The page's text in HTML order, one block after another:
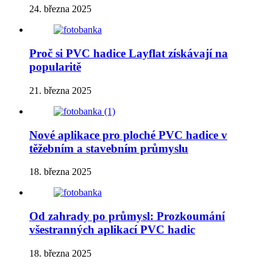
24. března 2025
Proč si PVC hadice Layflat získávají na
popularitě
21. března 2025
Nové aplikace pro ploché PVC hadice v
těžebním a stavebním průmyslu
18. března 2025
Od zahrady po průmysl: Prozkoumání
všestranných aplikací PVC hadic
18. března 2025